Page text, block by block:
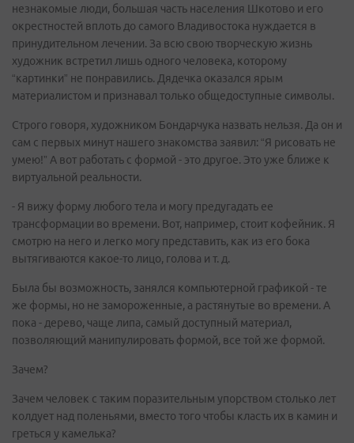
незнакомые люди, большая часть населения Шкотово и его
окрестностей вплоть до самого Владивостока нуждается в
принудительном лечении. За всю свою творческую жизнь
художник встретил лишь одного человека, которому
“картинки” не понравились. Дядечка оказался ярым
материалистом и признавал только общедоступные символы.
Строго говоря, художником Бондарчука назвать нельзя. Да он и
сам с первых минут нашего знакомства заявил: “Я рисовать не
умею!” А вот работать с формой - это другое. Это уже ближе к
виртуальной реальности.
- Я вижу форму любого тела и могу предугадать ее
трансформации во времени. Вот, например, стоит кофейник. Я
смотрю на него и легко могу представить, как из его бока
вытягиваются какое-то лицо, голова и т. д.
Была бы возможность, занялся компьютерной графикой - те
же формы, но не замороженные, а растянутые во времени. А
пока - дерево, чаще липа, самый доступный материал,
позволяющий манипулировать формой, все той же формой.
Зачем?
Зачем человек с таким поразительным упорством столько лет
колдует над поленьями, вместо того чтобы класть их в камин и
греться у камелька?